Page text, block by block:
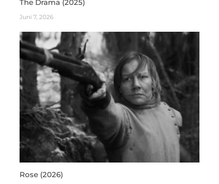
The Drama (2025)
Juni 7, 2026
Rose (2026)